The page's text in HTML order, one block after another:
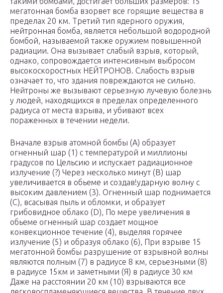
мегатонная бомба взорвет все горящие вещества в
пределах 20 км. Третий тип ядерного оружия,
нейтронная бомба, является небольшой водородной
бомбой, называемой также оружием повышенной
радиации. Она вызывает слабый взрыв, который,
однако, сопровождается интенсивным выбросом
высокоскоростных НЕЙТРОНОВ. Слабость взрыв
означает то, что здания повреждаются не сильно.
Нейтроны же вызывают серьезную лучевую болезнь
у людей, находящихся в пределах определенного
радиуса от места взрыва, и убивают всех
пораженных в течении недели.
Вначале взрыв атомной бомбы (А) образует
огненный шар (1) с температурой и миллионы
градусов по Цельсию и испускает радиационное
излучение (?) Через несколько минут (В) шар
увеличивается в обьеме и создав!ударную волну с
высоким давлением (3). Огненный шар поднимается
(С), всасывая пыль и обломки, и образует
грибовидное облако (D), По мере увеличения в
обьеме огненный шар создает мощное
конвекционное течение (4), выделяя горячее
излучение (5) и образуя облако (6), При взрыве 15
мегатонной бомбы разрушение от взрывной волны
являются полным (7) в радиусе 8 км, серьезными (8)
в радиусе 15км и заметными (Я) в радиусе 30 км
Даже на расстоянии 20 км (10) взрываются все